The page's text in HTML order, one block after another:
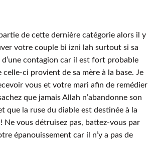
de cette dernière catégorie alors il y
votre couple bi izni lah surtout si sa
contagion car il est fort probable
ci provient de sa mère à la base. Je
vous et votre mari afin de remédier
que jamais Allah n’abandonne son
que la ruse du diable est destinée à la
Ne vous détruisez pas, battez-vous par
épanouissement car il n’y a pas de